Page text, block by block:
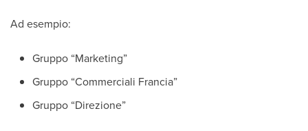
Ad esempio:
Gruppo “Marketing”
Gruppo “Commerciali Francia”
Gruppo “Direzione”